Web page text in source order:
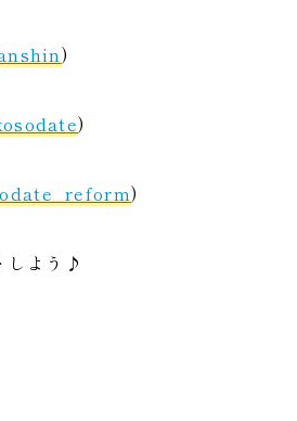
)
)
)
しよう♪